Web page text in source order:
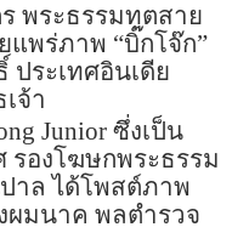
พระธรรมทูตสาย
แพร่ภาพ “บิ๊กโจ๊ก”
ระเทศอินเดีย
จ้า
Junior ซึ่งเป็น
รองโฆษกพระธรรม
าล ได้โพสต์ภาพ
มนาค พลตำรวจ